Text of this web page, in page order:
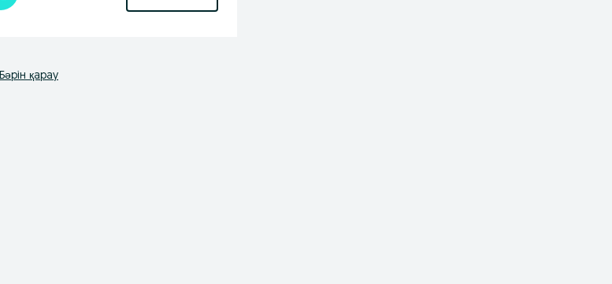
Бәрін қарау